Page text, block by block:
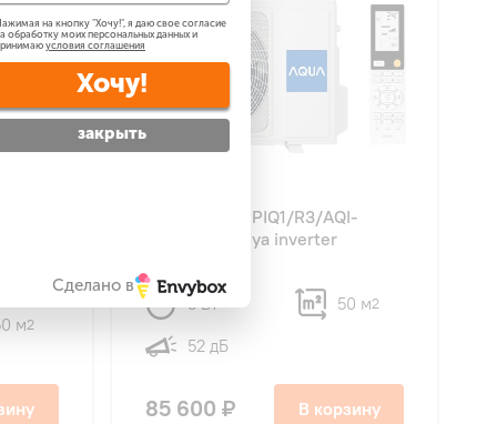
м2
AQUA AQI-50PIQ1/R3/AQI-
50PIQ1/R3 Toya inverter
5 Вт 50 м2
52 дБ
85 600 ₽ В корзину
на кнопку "Хочу!", я даю свое согласие
обработку моих персональных данных и
условия соглашения
Хочу!
закрыть
Сделано в